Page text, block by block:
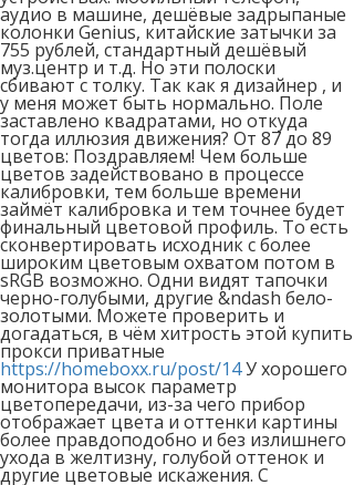
аудио в машине, дешёвые задрыпаные
колонки Genius, китайские затычки за
755 рублей, стандартный дешёвый
муз.центр и т.д. Но эти полоски
сбивают с толку. Так как я дизайнер , и
у меня может быть нормально. Поле
заставлено квадратами, но откуда
тогда иллюзия движения? От 87 до 89
цветов: Поздравляем! Чем больше
цветов задействовано в процессе
калибровки, тем больше времени
займёт калибровка и тем точнее будет
финальный цветовой профиль. То есть
сконвертировать исходник с более
широким цветовым охватом потом в
sRGB возможно. Одни видят тапочки
черно-голубыми, другие &ndash бело-
золотыми. Можете проверить и
догадаться, в чём хитрость этой купить
прокси приватные
https://homeboxx.ru/post/14У хорошего
монитора высок параметр
цветопередачи, из-за чего прибор
отображает цвета и оттенки картины
более правдоподобно и без излишнего
ухода в желтизну, голубой оттенок и
другие цветовые искажения. С